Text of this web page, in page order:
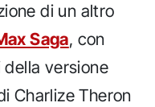
di un altro
Saga, con
versione
Charlize Theron